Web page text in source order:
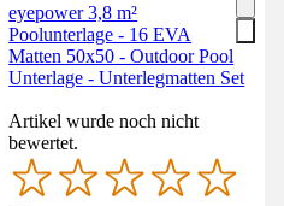
eyepower 3,8 m²
Poolunterlage - 16 EVA
Matten 50x50 - Outdoor Pool
Unterlage - Unterlegmatten Set
Artikel wurde noch nicht
bewertet.